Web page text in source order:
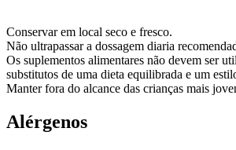
Conservar em local seco e fresco.
Não ultrapassar a dossagem diaria
Os suplementos alimentares não devem ser
substitutos de uma dieta equilibrada e um
Manter fora do alcance das crianças mais
Alérgenos